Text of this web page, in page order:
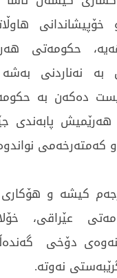
خۆپیشاندانی
حكومەتی
بە نەناردنی
دەكەن بە
پابەندی
كیشە و
عێراقی،
دۆخی
نەوتە.